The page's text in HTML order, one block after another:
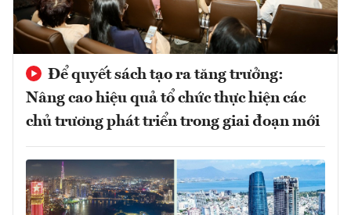
Để quyết sách tạo ra tăng trưởng:
Nâng cao hiệu quả tổ chức thực hiện các
chủ trương phát triển trong giai đoạn mới